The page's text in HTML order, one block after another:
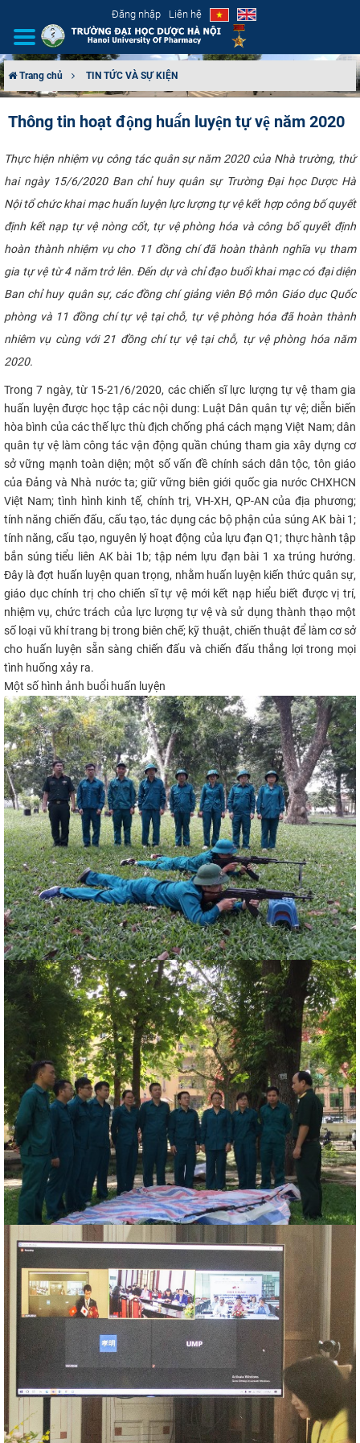
Đăng nhập Liên hệ
TUYỂN SINH
ĐÀO TẠO
ĐẢM BẢO CHẤT LƯỢNG
KHOA HỌC CÔNG NGHỆ
HTQT
CỰU NGƯỜI HỌC
Trang chủ TIN TỨC VÀ SỰ KIỆN
Thông tin hoạt động huấ́n luyện tự vệ năm 2020
Thực hiện nhiệm vụ công tác quân sự năm 2020 của Nhà trường, thứ
hai ngày 15/6/2020 Ban chỉ huy quân sự Trường Đại học Dược Hà
Nội tổ chức khai mạc huấn luyện lực lượng tự vệ kết hợp công bố quyết
định kết nạp tự vệ nòng cốt, tự vệ phòng hóa và công bố quyết định
hoàn thành nhiệm vụ cho 11 đồng chí đã hoàn thành nghĩa vụ tham
gia tự vệ từ 4 năm trở lên. Đến dự và chỉ đạo buổi khai mạc có đại diện
Ban chỉ huy quân sự, các đồng chí giảng viên Bộ môn Giáo dục Quốc
phòng và 11 đồng chí tự vệ tại chỗ, tự vệ phòng hóa đã hoàn thành
nhiêm vụ cùng với 21 đồng chí tự vệ tại chỗ, tự vệ phòng hóa năm
2020. ​​
Trong 7 ngày, từ 15-21/6/2020, các chiến sĩ lực lượng tự vệ tham gia
huấn luyện được học tập các nội dung: Luật Dân quân tự vệ; diễn biến
hòa bình của các thế lực thù địch chống phá cách mạng Việt Nam; dân
quân tự vệ làm công tác vận động quần chúng tham gia xây dựng cơ
sở vững mạnh toàn diện; một số vấn đề chính sách dân tộc, tôn giáo
của Đảng và Nhà nước ta; giữ vững biên giới quốc gia nước CHXHCN
Việt Nam; tình hình kinh tế, chính trị, VH-XH, QP-AN của địa phương;
tính năng chiến đấu, cấu tạo, tác dụng các bộ phận của súng AK bài 1;
tính năng, cấu tạo, nguyên lý hoạt động của lựu đạn Q1; thực hành tập
bắn súng tiểu liên AK bài 1b; tập ném lựu đạn bài 1 xa trúng hướng.
Đây là đợt huấn luyện quan trọng, nhằm huấn luyện kiến thức quân sự,
giáo dục chính trị cho chiến sĩ tự vệ mới kết nạp hiểu biết được vị trí,
nhiệm vụ, chức trách của lực lượng tự vệ và sử dụng thành thạo một
số loại vũ khí trang bị trong biên chế; kỹ thuật, chiến thuật để làm cơ sở
cho huấn luyện sẵn sàng chiến đấu và chiến đấu thắng lợi trong mọi
tình huống xảy ra.
​Một số hình ảnh buổi huấn luyện